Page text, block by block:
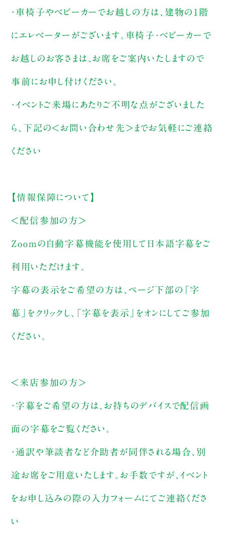
・車椅子やベビーカーでお越しの方は、建物の1階
にエレベーターがございます。車椅子・ベビーカーで
お越しのお客さまは、お席をご案内いたしますので
事前にお申し付けください。
・イベントご来場にあたりご不明な点がございました
ら、下記の＜お問い合わせ先＞までお気軽にご連絡
ください
【情報保障について】
＜配信参加の方＞
Zoomの自動字幕機能を使用して日本語字幕をご
利用いただけます。
字幕の表示をご希望の方は、ページ下部の「字
幕」をクリックし、「字幕を表示」をオンにしてご参加
ください。
＜来店参加の方＞
・字幕をご希望の方は、お持ちのデバイスで配信画
面の字幕をご覧ください。
・通訳や筆談者など介助者が同伴される場合、別
途お席をご用意いたします。お手数ですが、イベント
をお申し込みの際の入力フォームにてご連絡くださ
い